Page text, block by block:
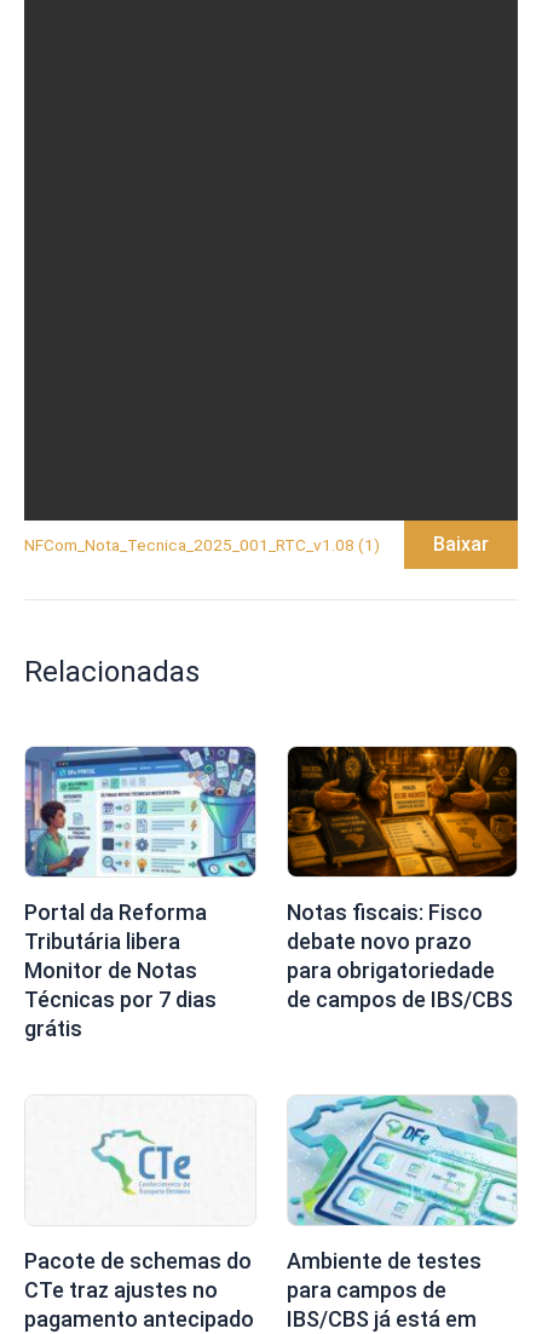
NFCom_Nota_Tecnica_2025_001_RTC_v1.08 (1) Baixar
Relacionadas
Portal da Reforma
Tributária libera
Monitor de Notas
Técnicas por 7 dias
grátis
Notas fiscais: Fisco
debate novo prazo
para obrigatoriedade
de campos de IBS/CBS
Pacote de schemas do
CTe traz ajustes no
pagamento antecipado
Ambiente de testes
para campos de
IBS/CBS já está em